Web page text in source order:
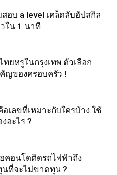
สอบ a level เคล็ดลับอัปสกิล
ใน 1 นาที
ทยหรูในกรุงเทพ ตัวเลือก
ญของครอบครัว !
อเลขที่เหมาะกับใครบ้าง ใช้
อะไร ?
คอนโดติดรถไฟฟ้าถึง
นที่จะไม่ขาดทุน ?